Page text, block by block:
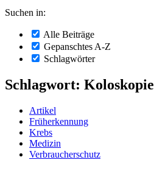
Suchen in:
Alle Beiträge
Gepanschtes A-Z
Schlagwörter
Schlagwort: Koloskopie
Artikel
Früherkennung
Krebs
Medizin
Verbraucherschutz